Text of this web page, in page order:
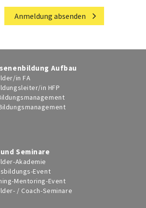
Anmeldung absenden
Aufbau
in FA
in HFP
Seminare
Akademie
Event
Mentoring-Event
/ Coach-Seminare